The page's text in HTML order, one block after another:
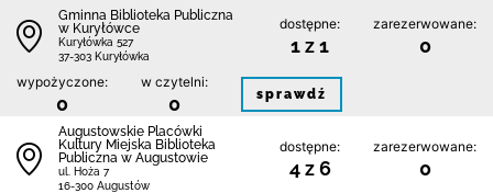
Gminna Biblioteka Publiczna
w Kuryłówce
Kuryłówka 527
37-303 Kuryłówka
dostępne:
1 z 1
zarezerwowane:
0
wypożyczone:
0
w czytelni:
0 sprawdź
Augustowskie Placówki
Kultury Miejska Biblioteka
Publiczna w Augustowie
ul. Hoża 7
16-300 Augustów
dostępne:
4 z 6
zarezerwowane:
0